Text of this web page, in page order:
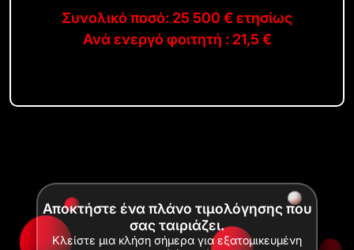
Συνολικό ποσό: 25 500 € ετησίως
Ανά ενεργό φοιτητή : 21,5 €
Αποκτήστε ένα πλάνο τιμολόγησης που
σας ταιριάζει.
Κλείστε μια κλήση σήμερα για εξατομικευμένη